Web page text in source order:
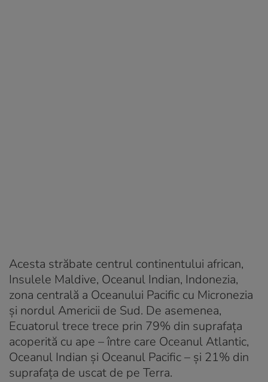
Acesta străbate centrul continentului african,
Insulele Maldive, Oceanul Indian, Indonezia,
zona centrală a Oceanului Pacific cu Micronezia
și nordul Americii de Sud. De asemenea,
Ecuatorul trece trece prin 79% din suprafața
acoperită cu ape – între care Oceanul Atlantic,
Oceanul Indian și Oceanul Pacific – și 21% din
suprafața de uscat de pe Terra.